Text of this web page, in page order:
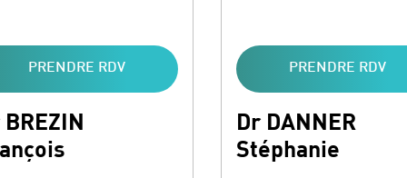
BREZIN
PRENDRE RDV
Dr DANNER
Stéphanie
PRENDRE RDV